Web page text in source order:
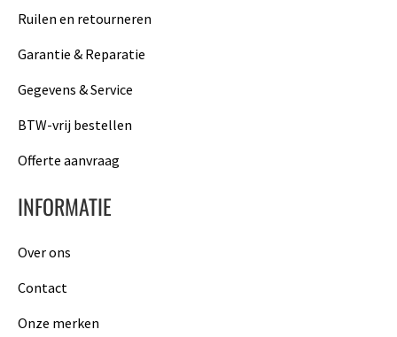
Ruilen en retourneren
Garantie & Reparatie
Gegevens & Service
BTW-vrij bestellen
Offerte aanvraag
INFORMATIE
Over ons
Contact
Onze merken